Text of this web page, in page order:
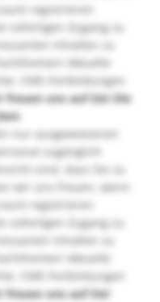
registrieren
sofortigen Zugang zu
Inhalten zu
Aktuelle
CME-Fortbildungen
freuen uns auf Sie! Die
nur ausgewiesenen
zugänglich
sind, dass Sie zu
wir uns freuen, wenn
registrieren
sofortigen Zugang zu
Inhalten zu
Aktuelle
CME-Fortbildungen
freuen uns auf Sie!